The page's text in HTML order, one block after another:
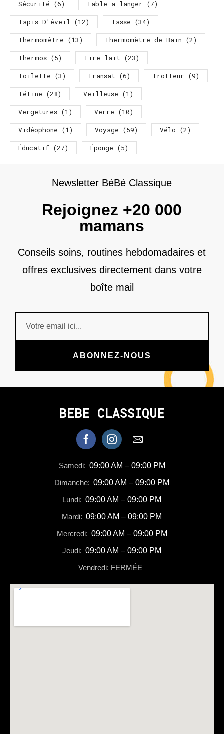
Sécurité (6) Table a langer (7)
Tapis D'éveil (12) Tasse (34)
Thermomètre (13) Thermomètre de Bain (2)
Thermos (5) Tire-lait (23)
Toilette (3) Transat (6) Trotteur (9)
Tétine (28) Veilleuse (1)
Vergetures (1) Verre (10)
Vidéophone (1) Voyage (59) Vélo (2)
Éducatif (27) Éponge (5)
Newsletter BéBé Classique
Rejoignez +20 000
mamans
Conseils soins, routines hebdomadaires et
offres exclusives directement dans votre
boîte mail
ABONNEZ-NOUS
BEBE CLASSIQUE
Samedi: 09:00 AM – 09:00 PM
Dimanche: 09:00 AM – 09:00 PM
Lundi: 09:00 AM – 09:00 PM
Mardi: 09:00 AM – 09:00 PM
Mercredi: 09:00 AM – 09:00 PM
Jeudi: 09:00 AM – 09:00 PM
Vendredi: FERMÉE